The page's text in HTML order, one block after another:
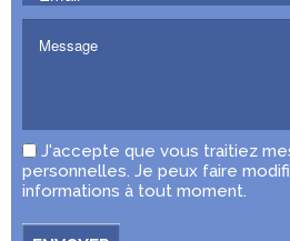
J'accepte que vous traitiez
personnelles. Je peux faire
informations à tout moment.